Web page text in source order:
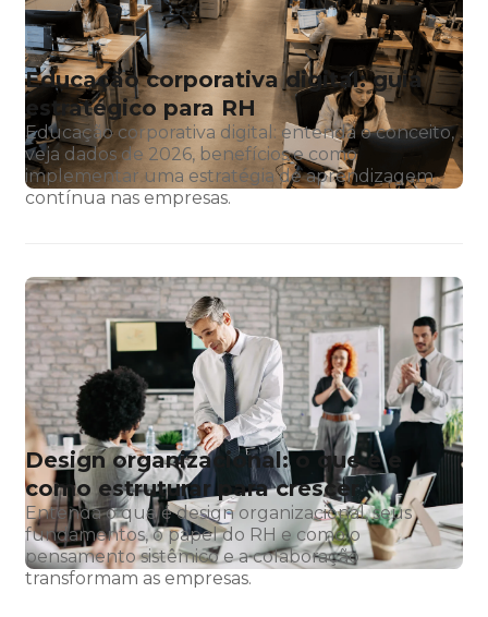
Educação corporativa digital: guia
estratégico para RH
Educação corporativa digital: entenda o conceito,
veja dados de 2026, benefícios e como
implementar uma estratégia de aprendizagem
contínua nas empresas.
Design organizacional: o que é e
como estruturar para crescer
Entenda o que é design organizacional, seus
fundamentos, o papel do RH e como o
pensamento sistêmico e a colaboração
transformam as empresas.